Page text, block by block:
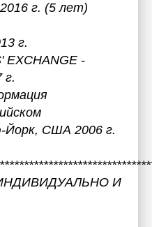
г. (5 лет)
г.
EXCHANGE -
г.
Йорк, США 2006 г.
И